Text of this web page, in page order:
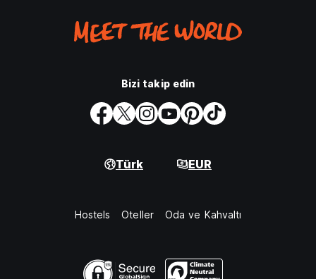
Bizi takip edin
Türk EUR
Hostels Oteller Oda ve Kahvaltı